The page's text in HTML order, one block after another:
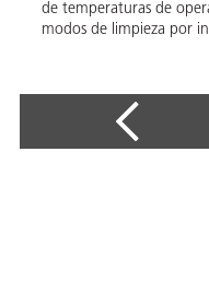
de temperaturas de
modos de limpieza por